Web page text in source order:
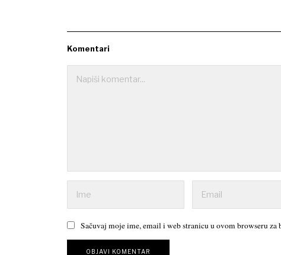
Komentari
Sačuvaj moje ime, email i web stranicu u ovom browseru za